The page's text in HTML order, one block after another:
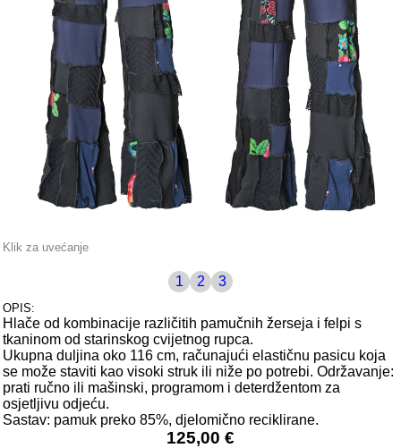
Klik za uvećanje
1 2 3
OPIS:
Hlače od kombinacije različitih pamučnih žerseja i felpi s
tkaninom od starinskog cvijetnog rupca.
Ukupna duljina oko 116 cm, računajući elastičnu pasicu koja
se može staviti kao visoki struk ili niže po potrebi. Održavanje:
prati ručno ili mašinski, programom i deterdžentom za
osjetljivu odjeću.
Sastav: pamuk preko 85%, djelomično reciklirane.
125,00 €